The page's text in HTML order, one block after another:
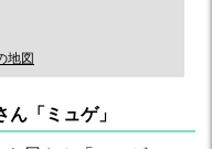
地図
「ミュゲ」